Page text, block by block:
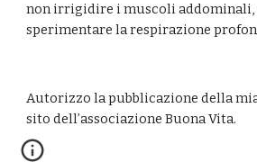
non irrigidire i muscoli addominali,
sperimentare la respirazione
Autorizzo la pubblicazione della
sito dell’associazione Buona Vita.